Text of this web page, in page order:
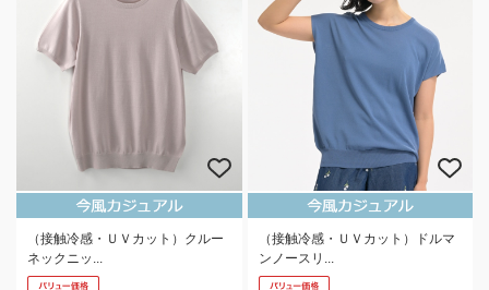
（接触冷感・ＵＶカット）クルー
ネックニッ...
（接触冷感・ＵＶカット）ドルマ
ンノースリ...